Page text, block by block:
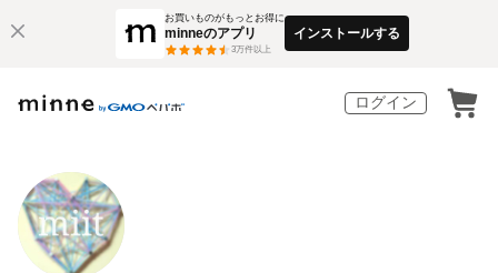
お買いものがもっとお得に
minneのアプリ
3万件以上
インストールする
ログイン